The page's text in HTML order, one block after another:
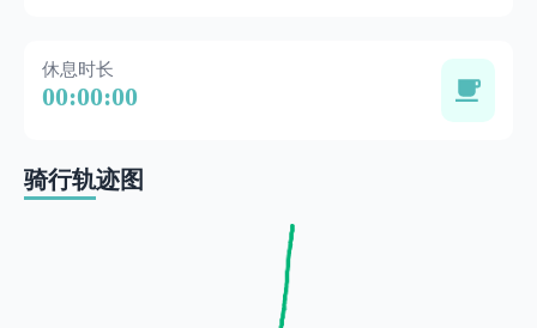
休息时长
00:00:00
骑行轨迹图